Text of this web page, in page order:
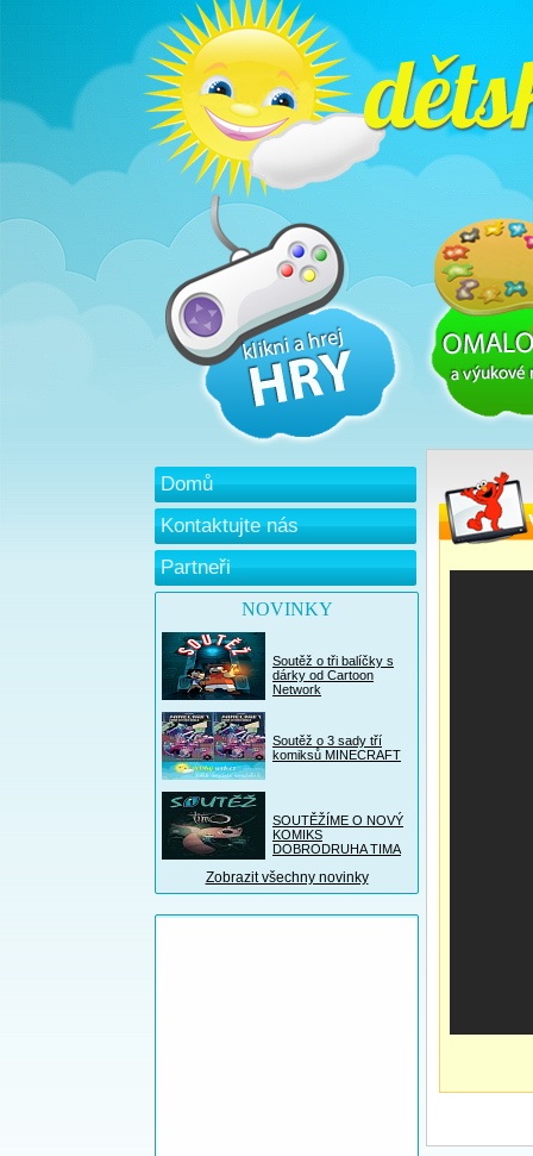
Domů
Kontaktujte nás
Partneři
NOVINKY
Soutěž o tři balíčky s
dárky od Cartoon
Network
Soutěž o 3 sady tří
komiksů MINECRAFT
SOUTĚŽÍME O NOVÝ
KOMIKS
DOBRODRUHA TIMA
Zobrazit všechny novinky